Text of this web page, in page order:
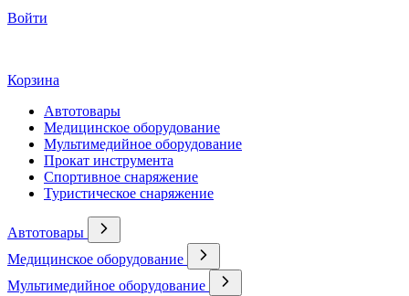
Войти
Корзина
Автотовары
Медицинское оборудование
Мультимедийное оборудование
Прокат инструмента
Спортивное снаряжение
Туристическое снаряжение
Автотовары
Медицинское оборудование
Мультимедийное оборудование